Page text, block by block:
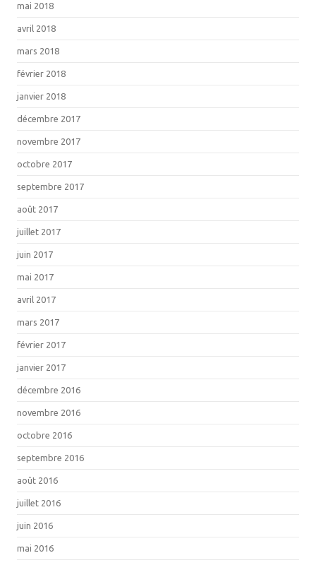
mai 2018
avril 2018
mars 2018
février 2018
janvier 2018
décembre 2017
novembre 2017
octobre 2017
septembre 2017
août 2017
juillet 2017
juin 2017
mai 2017
avril 2017
mars 2017
février 2017
janvier 2017
décembre 2016
novembre 2016
octobre 2016
septembre 2016
août 2016
juillet 2016
juin 2016
mai 2016